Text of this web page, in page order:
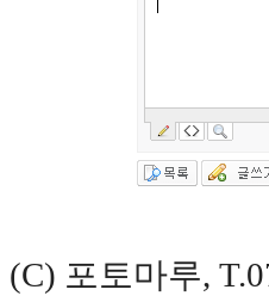
(C) 포토마루,